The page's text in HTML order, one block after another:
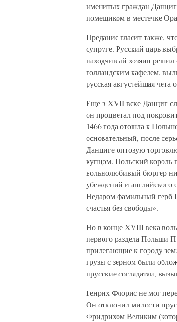
именитых граждан
помещиком в местечке
Предание гласит также,
супруге. Русский царь
находчивый хозяин решил
голландским кафелем,
русская августейшая чета
Еще в XVII веке Данциг
он процветал под
1466 года отошла к
основательный, после
Данциге оптовую
купцом. Польский король
вольнолюбивый бюргер
убеждений и английского
Недаром фамильный герб
счастья без свободы».
Но в конце XVIII века
первого раздела Польши
прилегающие к городу
грузы с зерном были
прусские соглядатаи,
Генрих Флорис не мог
Он отклонил милости
Фридрихом Великим